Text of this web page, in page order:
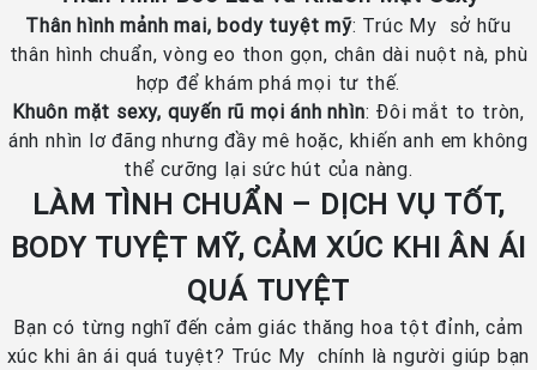
Thân hình mảnh mai, body tuyệt mỹ: Trúc My sở hữu
thân hình chuẩn, vòng eo thon gọn, chân dài nuột nà, phù
hợp để khám phá mọi tư thế.
Khuôn mặt sexy, quyến rũ mọi ánh nhìn: Đôi mắt to tròn,
ánh nhìn lơ đãng nhưng đầy mê hoặc, khiến anh em không
thể cưỡng lại sức hút của nàng.
LÀM TÌNH CHUẨN – DỊCH VỤ TỐT,
BODY TUYỆT MỸ, CẢM XÚC KHI ÂN ÁI
QUÁ TUYỆT
Bạn có từng nghĩ đến cảm giác thăng hoa tột đỉnh, cảm
xúc khi ân ái quá tuyệt? Trúc My chính là người giúp bạn